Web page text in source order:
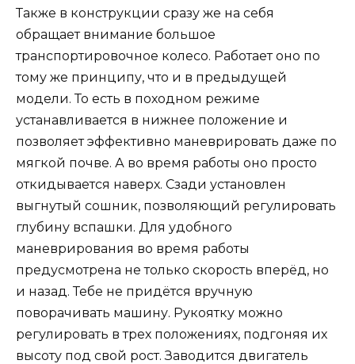
Также в конструкции сразу же на себя
обращает внимание большое
транспортировочное колесо. Работает оно по
тому же принципу, что и в предыдущей
модели. То есть в походном режиме
устанавливается в нижнее положение и
позволяет эффективно маневрировать даже по
мягкой почве. А во время работы оно просто
откидывается наверх. Сзади установлен
выгнутый сошник, позволяющий регулировать
глубину вспашки. Для удобного
маневрирования во время работы
предусмотрена не только скорость вперёд, но
и назад. Тебе не придётся вручную
поворачивать машину. Рукоятку можно
регулировать в трех положениях, подгоняя их
высоту под свой рост. Заводится двигатель